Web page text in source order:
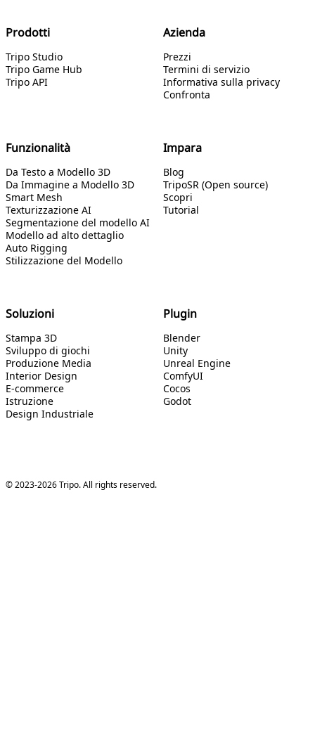
Prodotti
Tripo Studio
Tripo Game Hub
Tripo API
Azienda
Prezzi
Termini di servizio
Informativa sulla privacy
Confronta
Funzionalità
Da Testo a Modello 3D
Da Immagine a Modello 3D
Smart Mesh
Texturizzazione AI
Segmentazione del modello AI
Modello ad alto dettaglio
Auto Rigging
Stilizzazione del Modello
Impara
Blog
TripoSR (Open source)
Scopri
Tutorial
Soluzioni
Stampa 3D
Sviluppo di giochi
Produzione Media
Interior Design
E-commerce
Istruzione
Design Industriale
Plugin
Blender
Unity
Unreal Engine
ComfyUI
Cocos
Godot
© 2023-2026 Tripo. All rights reserved.